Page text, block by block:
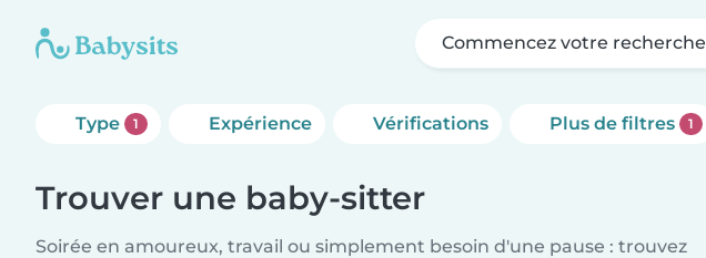
Commencez votre recherche
Type 1 Expérience Vérifications Plus de filtres 1
Trouver une baby-sitter
Soirée en amoureux, travail ou simplement besoin d'une pause : trouvez